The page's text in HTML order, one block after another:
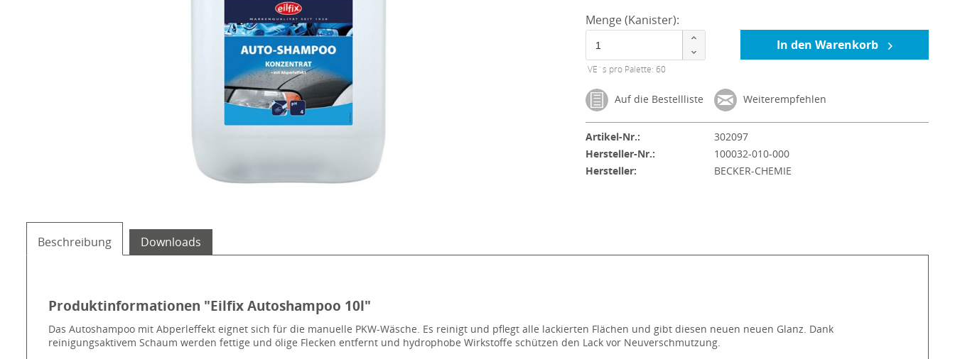
Menge (Kanister):
VE´s pro Palette: 60
In den Warenkorb
Auf die Bestellliste Weiterempfehlen
Artikel-Nr.:
302097
Hersteller-Nr.:
100032-010-000
Hersteller:
BECKER-CHEMIE
Beschreibung Downloads
Produktinformationen "Eilfix Autoshampoo 10l"
Das Autoshampoo mit Abperleffekt eignet sich für die manuelle PKW-Wäsche. Es reinigt und pflegt alle lackierten Flächen und gibt diesen neuen neuen Glanz. Dank
reinigungsaktivem Schaum werden fettige und ölige Flecken entfernt und hydrophobe Wirkstoffe schützen den Lack vor Neuverschmutzung.